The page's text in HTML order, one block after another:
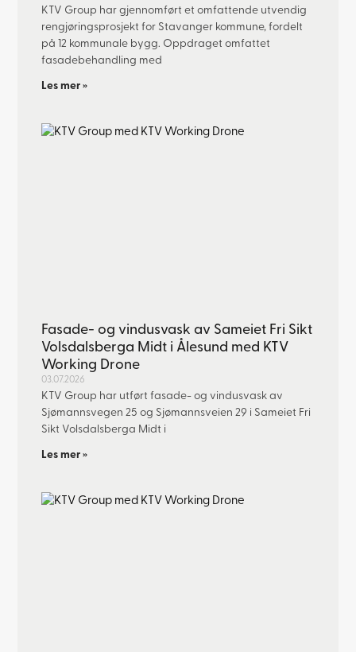
KTV Group har gjennomført et omfattende utvendig
rengjøringsprosjekt for Stavanger kommune, fordelt
på 12 kommunale bygg. Oppdraget omfattet
fasadebehandling med
Les mer »
Fasade- og vindusvask av Sameiet Fri Sikt
Volsdalsberga Midt i Ålesund med KTV
Working Drone
03.07.2026
KTV Group har utført fasade- og vindusvask av
Sjømannsvegen 25 og Sjømannsveien 29 i Sameiet Fri
Sikt Volsdalsberga Midt i
Les mer »